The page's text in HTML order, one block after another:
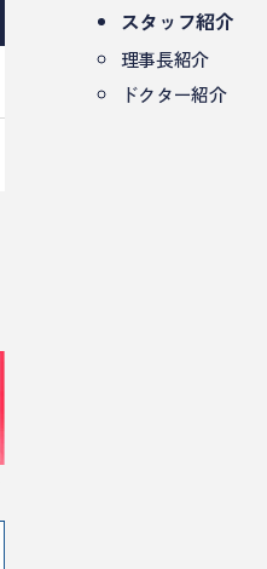
スタッフ紹介
理事長紹介
ドクター紹介